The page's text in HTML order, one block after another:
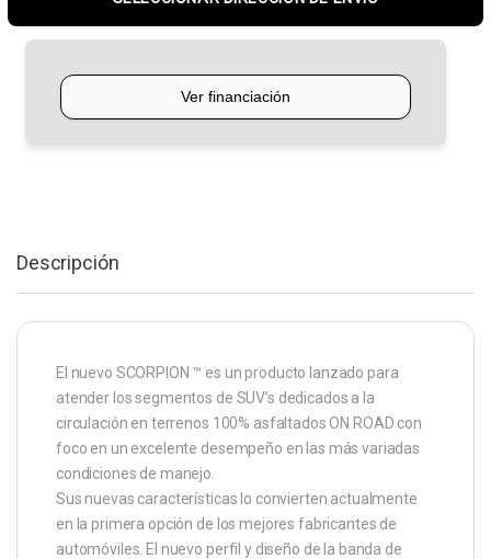
Descripción
El nuevo SCORPION ™ es un producto lanzado para
atender los segmentos de SUV’s dedicados a la
circulación en terrenos 100% asfaltados ON ROAD con
foco en un excelente desempeño en las más variadas
condiciones de manejo.
Sus nuevas características lo convierten actualmente
en la primera opción de los mejores fabricantes de
automóviles. El nuevo perfil y diseño de la banda de